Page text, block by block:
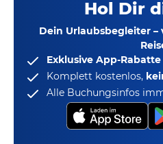
Hol Dir
Dein Urlaubsbegleiter
Exklusive App-Rabatte
Komplett kostenlos,
Alle Buchungsinfos